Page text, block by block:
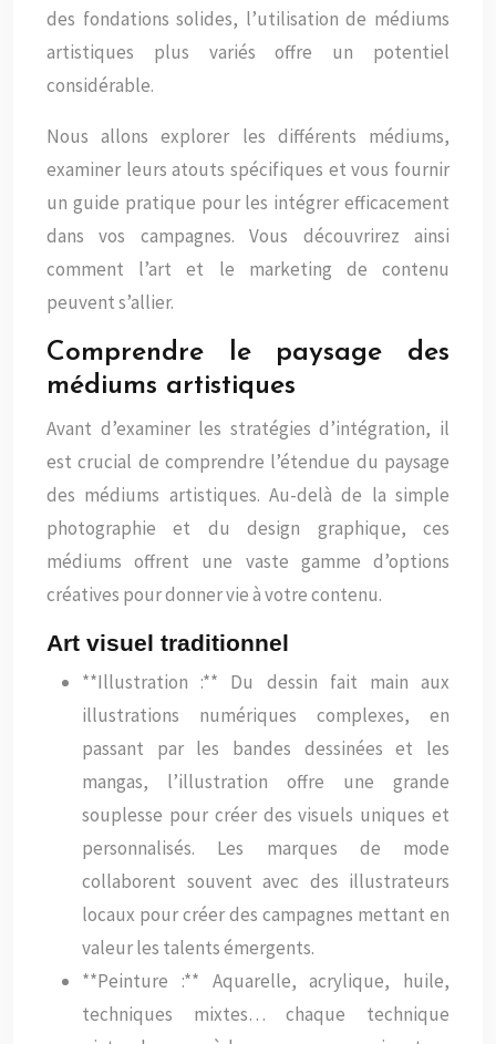
des fondations solides, l’utilisation de médiums
artistiques plus variés offre un potentiel
considérable.
Nous allons explorer les différents médiums,
examiner leurs atouts spécifiques et vous fournir
un guide pratique pour les intégrer efficacement
dans vos campagnes. Vous découvrirez ainsi
comment l’art et le marketing de contenu
peuvent s’allier.
Comprendre le paysage des
médiums artistiques
Avant d’examiner les stratégies d’intégration, il
est crucial de comprendre l’étendue du paysage
des médiums artistiques. Au-delà de la simple
photographie et du design graphique, ces
médiums offrent une vaste gamme d’options
créatives pour donner vie à votre contenu.
Art visuel traditionnel
**Illustration :** Du dessin fait main aux
illustrations numériques complexes, en
passant par les bandes dessinées et les
mangas, l’illustration offre une grande
souplesse pour créer des visuels uniques et
personnalisés. Les marques de mode
collaborent souvent avec des illustrateurs
locaux pour créer des campagnes mettant en
valeur les talents émergents.
**Peinture :** Aquarelle, acrylique, huile,
techniques mixtes… chaque technique